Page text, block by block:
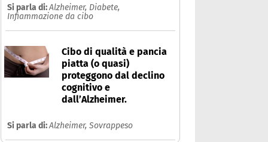
Si parla di:Alzheimer, Diabete,
Infiammazione da cibo
Cibo di qualità e pancia
piatta (o quasi)
proteggono dal declino
cognitivo e
dall’Alzheimer.
Si parla di:Alzheimer, Sovrappeso